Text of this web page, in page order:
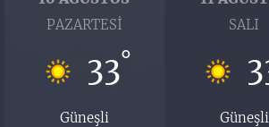
PAZARTESI
33°
Güneşli
SALI
Güneşli